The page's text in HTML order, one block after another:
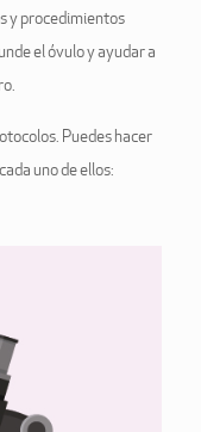
y procedimientos
el óvulo y ayudar a
Puedes hacer
uno de ellos: